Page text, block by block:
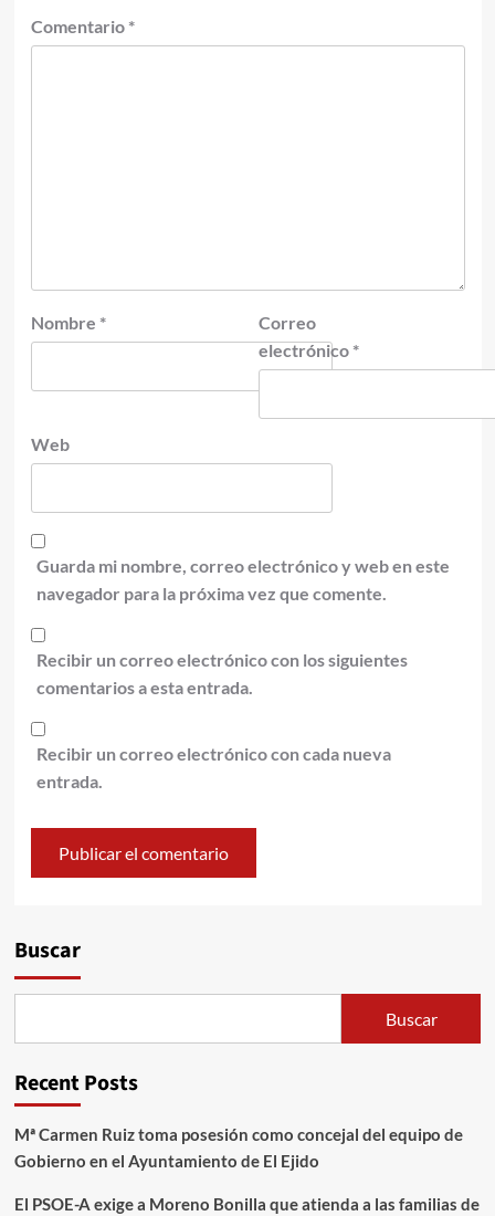
Comentario *
Nombre *
Correo
electrónico *
Web
Guarda mi nombre, correo electrónico y web en este
navegador para la próxima vez que comente.
Recibir un correo electrónico con los siguientes
comentarios a esta entrada.
Recibir un correo electrónico con cada nueva
entrada.
Buscar
Buscar
Recent Posts
Mª Carmen Ruiz toma posesión como concejal del equipo de
Gobierno en el Ayuntamiento de El Ejido
El PSOE-A exige a Moreno Bonilla que atienda a las familias de